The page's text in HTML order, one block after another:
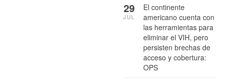
El continente
americano cuenta con
las herramientas para
eliminar el VIH, pero
persisten brechas de
acceso y cobertura:
OPS
29
JUL